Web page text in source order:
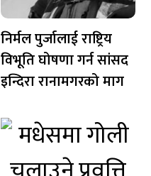
निर्मल पुर्जालाई राष्ट्रिय
विभूति घोषणा गर्न सांसद
इन्दिरा रानामगरको माग